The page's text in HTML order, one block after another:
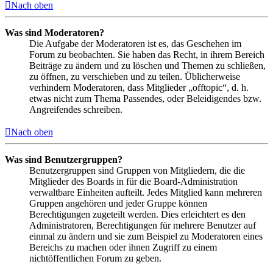
Nach oben
Was sind Moderatoren?
Die Aufgabe der Moderatoren ist es, das Geschehen im
Forum zu beobachten. Sie haben das Recht, in ihrem Bereich
Beiträge zu ändern und zu löschen und Themen zu schließen,
zu öffnen, zu verschieben und zu teilen. Üblicherweise
verhindern Moderatoren, dass Mitglieder „offtopic“, d. h.
etwas nicht zum Thema Passendes, oder Beleidigendes bzw.
Angreifendes schreiben.
Nach oben
Was sind Benutzergruppen?
Benutzergruppen sind Gruppen von Mitgliedern, die die
Mitglieder des Boards in für die Board-Administration
verwaltbare Einheiten aufteilt. Jedes Mitglied kann mehreren
Gruppen angehören und jeder Gruppe können
Berechtigungen zugeteilt werden. Dies erleichtert es den
Administratoren, Berechtigungen für mehrere Benutzer auf
einmal zu ändern und sie zum Beispiel zu Moderatoren eines
Bereichs zu machen oder ihnen Zugriff zu einem
nichtöffentlichen Forum zu geben.